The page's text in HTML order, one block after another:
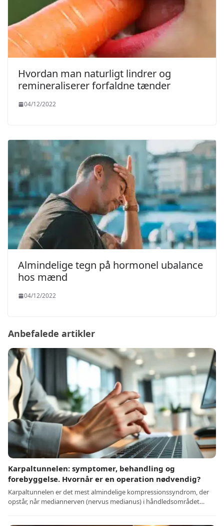
Hvordan man naturligt lindrer og
remineraliserer forfaldne tænder
04/12/2022
Almindelige tegn på hormonel ubalance
hos mænd
04/12/2022
Anbefalede artikler
Karpaltunnelen: symptomer, behandling og
forebyggelse. Hvornår er en operation nødvendig?
Karpaltunnelen er det mest almindelige kompressionssyndrom, der
opstår, når mediannerven (nervus medianus) i håndledsområdet…